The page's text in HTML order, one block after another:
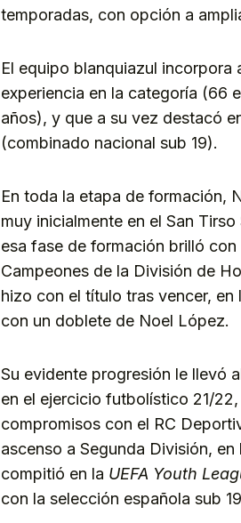
temporadas, con opción a
El equipo blanquiazul
experiencia en la categoría (66
años), y que a su vez destacó
(combinado nacional sub 19).
En toda la etapa de formación,
muy inicialmente en el San
esa fase de formación brilló
Campeones de la División de
hizo con el título tras vencer, en
con un doblete de Noel López.
Su evidente progresión le llevó
en el ejercicio futbolístico 21/
compromisos con el RC
ascenso a Segunda División,
compitió en la UEFA Youth
con la selección española sub